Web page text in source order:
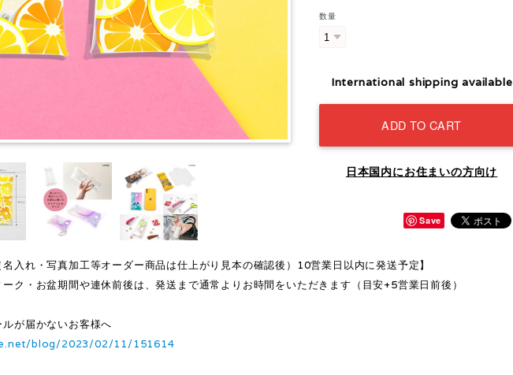
数量
International shipping available
ADD TO CART
日本国内にお住まいの方向け
Save
名入れ・写真加工等オーダー商品は仕上がり見本の確認後）10営業日以内に発送予定】
ク・お盆期間や連休前後は、発送まで通常よりお時間をいただきます（目安+5営業日前後）
が届かないお客様へ
blog/2023/02/11/151614